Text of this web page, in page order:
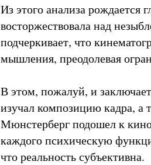
Из этого анализа рождается
восторжествовала над
подчеркивает, что
мышления, преодолевая
В этом, пожалуй, и
изучал композицию кадра, а
Мюнстерберг подошел к
каждого психическую
что реальность субъективна.